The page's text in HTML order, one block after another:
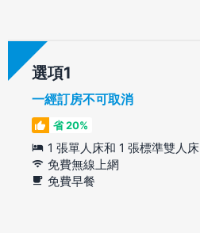
選項
一經訂房不可取消
省 20%
1 張單人床和 1 張標準雙人床
免費無線上網
免費早餐